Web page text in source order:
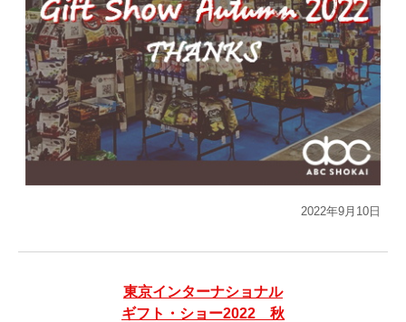
2022年9月10日
東京インターナショナル
ギフト・ショー2022 秋